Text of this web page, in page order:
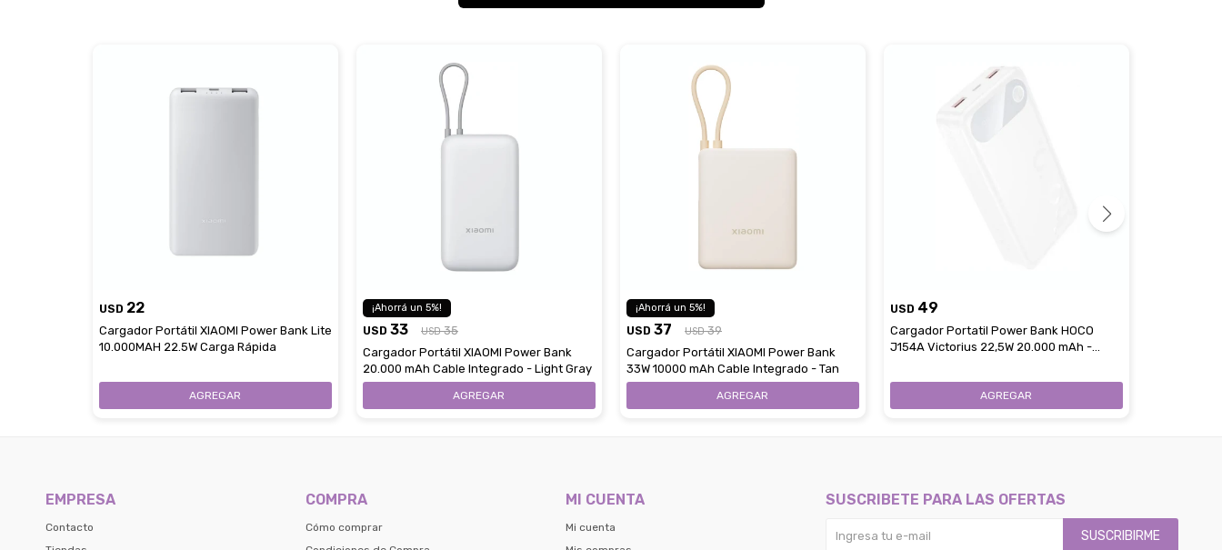
USD 22
Cargador Portátil XIAOMI Power Bank Lite
10.000MAH 22.5W Carga Rápida
5
USD 33 USD 35
Cargador Portátil XIAOMI Power Bank
20.000 mAh Cable Integrado - Light Gray
5
USD 37 USD 39
Cargador Portátil XIAOMI Power Bank
33W 10000 mAh Cable Integrado - Tan
USD 49
Cargador Portatil Power Bank HOCO
J154A Victorius 22,5W 20.000 mAh -
EMPRESA
Contacto
COMPRA
Cómo comprar
MI CUENTA
Mi cuenta
SUSCRIBETE PARA LAS OFERTAS
SUSCRIBIRME